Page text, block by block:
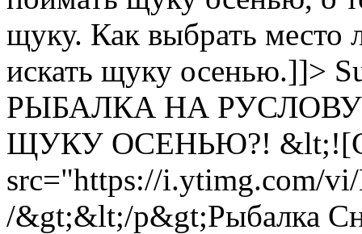
щуку. Как выбрать место
искать щуку осенью.]]>
РЫБАЛКА НА
ЩУКУ ОСЕНЬЮ?!
src="https://i.ytimg.com/
/&gt;&lt;/p&gt;Рыбалка